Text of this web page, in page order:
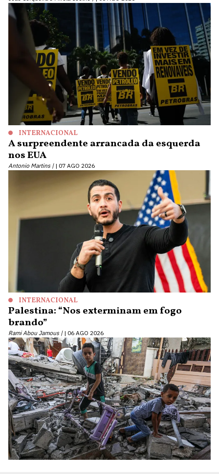
INTERNACIONAL
A surpreendente arrancada da esquerda
nos EUA
Antonio Martins | 07 AGO 2026
INTERNACIONAL
Palestina: “Nos exterminam em fogo
brando”
Rami Abou Jamous | 06 AGO 2026